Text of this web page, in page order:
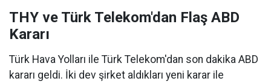
THY ve Türk Telekom'dan Flaş ABD
Kararı
Türk Hava Yolları ile Türk Telekom'dan son dakika ABD
kararı geldi. İki dev şirket aldıkları yeni karar ile